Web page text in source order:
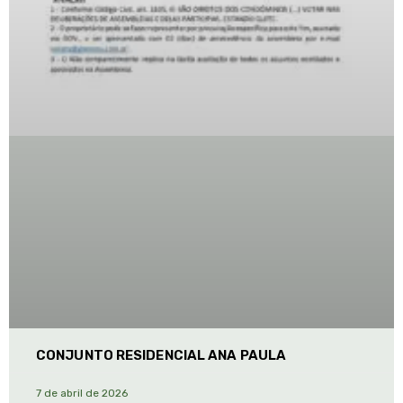
CONJUNTO RESIDENCIAL ANA PAULA
7 de abril de 2026